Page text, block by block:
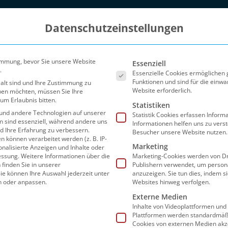
Partner FAQ Preise
Datenschutzeinstellungen
bevor Sie unsere Website
sind und Ihre Zustimmung zu
möchten, müssen Sie Ihre
Erlaubnis bitten.
andere Technologien auf unserer
sind essenziell, während andere uns
Ihre Erfahrung zu verbessern.
können verarbeitet werden (z. B. IP-
Anzeigen und Inhalte oder
Weitere Informationen über die
Sie in unserer
können Ihre Auswahl jederzeit unter
oder anpassen.
Es folgt eine Liste der
Essenziell
Essenzielle Cookies ermöglichen
Funktionen und sind für die
Website erforderlich.
Statistiken
Statistik Cookies erfassen
Informationen helfen uns zu
Besucher unsere Website nutzen.
Marketing
Marketing-Cookies werden von
Publishern verwendet, um
anzuzeigen. Sie tun dies, indem
Websites hinweg verfolgen.
Externe Medien
Inhalte von Videoplattformen
Plattformen werden
Cookies von externen Medien